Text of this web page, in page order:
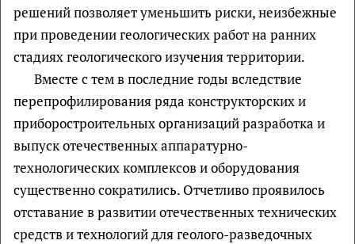
решений позволяет уменьшить риски, неизбежные
при проведении геологических работ на ранних
стадиях геологического изучения территории.
Вместе с тем в последние годы вследствие
перепрофилирования ряда конструкторских и
приборостроительных организаций разработка и
выпуск отечественных аппаратурно-
технологических комплексов и оборудования
существенно сократились. Отчетливо проявилось
отставание в развитии отечественных технических
средств и технологий для геолого-разведочных